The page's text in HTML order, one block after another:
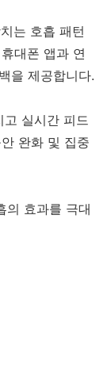
는 호흡 패턴
휴대폰 앱과 연
을 제공합니다.
실시간 피드
완화 및 집중
의 효과를 극대